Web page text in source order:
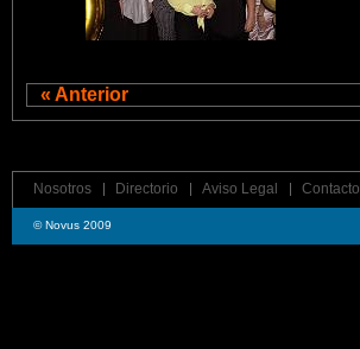
« Anterior
Nosotros Directorio Aviso Legal Contacto
© Novus 2009